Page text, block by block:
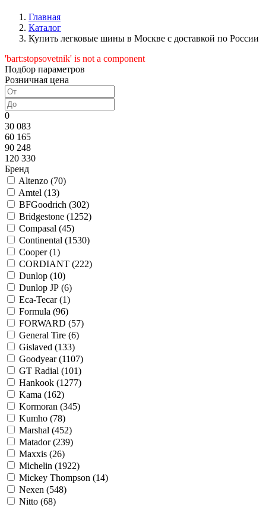
Главная
Каталог
Купить легковые шины в Москве с доставкой по России
'bart:stopsovetnik' is not a component
Подбор параметров
Розничная цена
0
30 083
60 165
90 248
120 330
Бренд
Altenzo (70)
Amtel (13)
BFGoodrich (302)
Bridgestone (1252)
Compasal (45)
Continental (1530)
Cooper (1)
CORDIANT (222)
Dunlop (10)
Dunlop JP (6)
Eca-Tecar (1)
Formula (96)
FORWARD (57)
General Tire (6)
Gislaved (133)
Goodyear (1107)
GT Radial (101)
Hankook (1277)
Kama (162)
Kormoran (345)
Kumho (78)
Marshal (452)
Matador (239)
Maxxis (26)
Michelin (1922)
Mickey Thompson (14)
Nexen (548)
Nitto (68)